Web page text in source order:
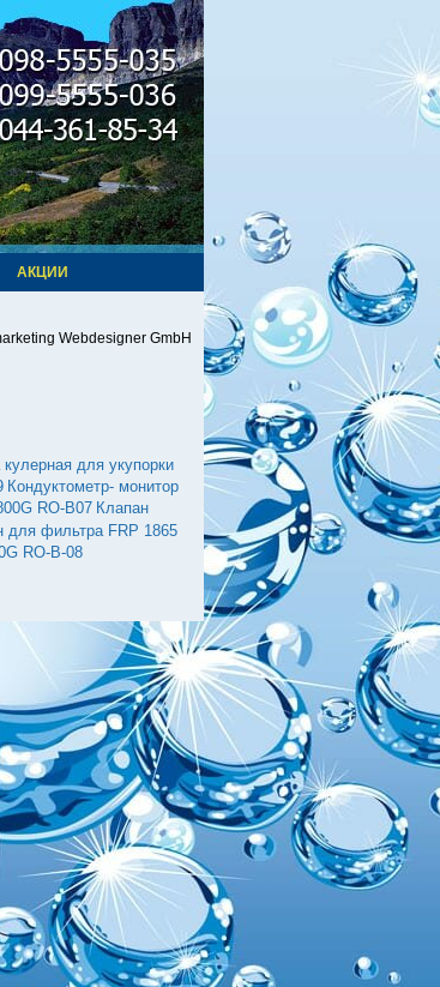
АКЦИИ
Webdesigner GmbH
кулерная для укупорки
Кондуктометр- монитор
RO-B07 Клапан
для фильтра FRP 1865
RO-B-08